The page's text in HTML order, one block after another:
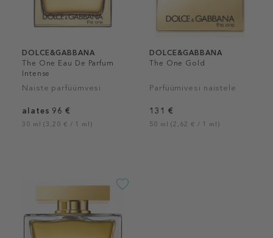
DOLCE&GABBANA
The One Eau De Parfum
Intense
Naiste parfüümvesi
alates 96 €
30 ml (3,20 € / 1 ml)
DOLCE&GABBANA
The One Gold
Parfüümivesi naistele
131 €
50 ml (2,62 € / 1 ml)